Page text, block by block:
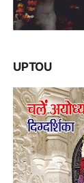
UPTOU